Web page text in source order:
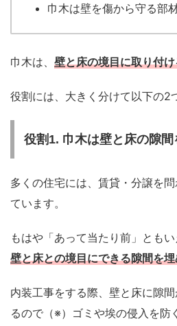
巾木は壁を傷から守る部
巾木は、 壁と床の境目に取り付
役割には、大きく分けて以下の2
役割1. 巾木は壁と床の隙
多くの住宅には、賃貸・分譲を
ています。
もはや「あって当たり前」ともい
壁と床との境目にできる隙間を
内装工事をする際、壁と床に隙
るので（※）ゴミや埃の侵入を防